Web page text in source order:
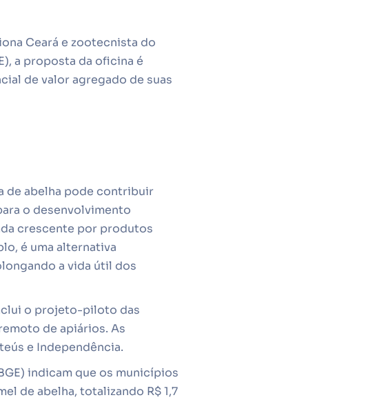
Ceará e zootecnista do
a proposta da oficina é
de valor agregado de suas
de abelha pode contribuir
o desenvolvimento
crescente por produtos
é uma alternativa
a vida útil dos
o projeto-piloto das
de apiários. As
e Independência.
indicam que os municípios
de abelha, totalizando R$ 1,7